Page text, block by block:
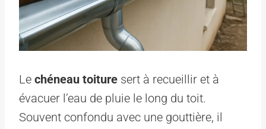
Le chéneau toiture sert à recueillir et à
évacuer l’eau de pluie le long du toit.
Souvent confondu avec une gouttière, il